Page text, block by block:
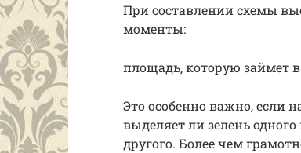
При составлении схемы
моменты:
площадь, которую займет
Это особенно важно, если
выделяет ли зелень
другого. Более чем